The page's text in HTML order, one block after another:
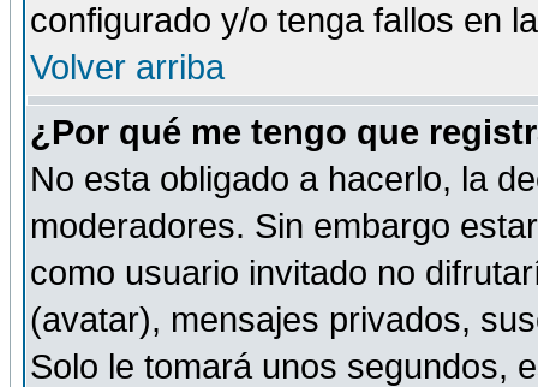
configurado y/o tenga fallos en
Volver arriba
¿Por qué me tengo que
No esta obligado a hacerlo, la
moderadores. Sin embargo
como usuario invitado no
(avatar), mensajes privados,
Solo le tomará unos segundos,